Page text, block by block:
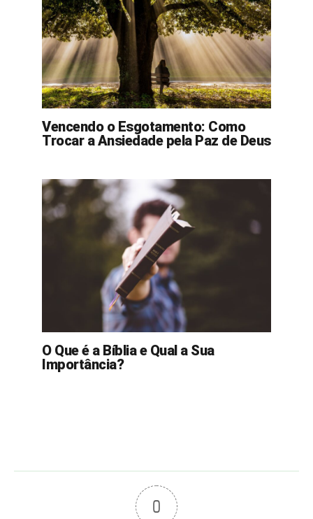
Vencendo o Esgotamento: Como
Trocar a Ansiedade pela Paz de Deus
O Que é a Bíblia e Qual a Sua
Importância?
0